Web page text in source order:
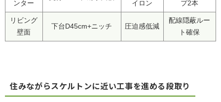
ンター
イロン
プ2本
リビング
壁面
下台D45cm+ニッチ 圧迫感低減
配線隠蔽ルー
ト確保
住みながらスケルトンに近い工事を進める段取り